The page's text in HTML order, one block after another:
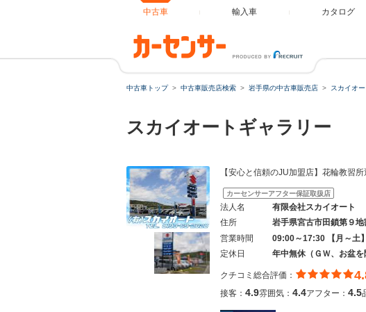
中古車 輸入車 カタログ
中古車トップ 中古車販売店検索 岩手県の中古車販売店 スカイオ
スカイオートギャラリー
【安心と信頼のJU加盟店】花輪教習
カーセンサーアフター保証取扱店
法人名
有限会社スカイオート
住所
岩手県宮古市田鎖第９地
営業時間
09:00～17:30 【月～土
定休日
年中無休（ＧＷ、お盆を
クチコミ総合評価：
接客： 4.9雰囲気： 4.4アフター： 4.5